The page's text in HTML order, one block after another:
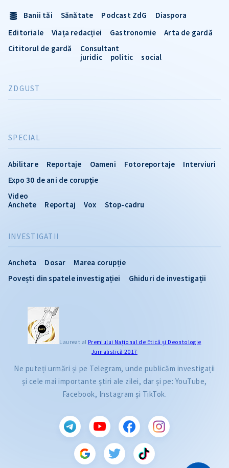
INVESTIGATII
Ancheta Dosar
Marea corupție
Povești din spatele investigației
Ghiduri de investigații
SPECIAL
Abilitare Reportaje Oameni Fotoreportaje
Interviuri
Expo 30 de ani de corupție
Video
Anchete
Reportaj Vox Stop-cadru
Banii tăi Sănătate Podcast ZdG
Diaspora
Editoriale
Viața redacției Gastronomie
Arta de gardă
Cititorul de gardă
Consultant
juridic
politic social
ZDGUST
Laureat al Premiului Naţional de Etică și Deontologie
Jurnalistică 2017
Ne puteți urmări și pe Telegram, unde publicăm investigații
și cele mai importante știri ale zilei, dar și pe: YouTube,
Facebook, Instagram și TikTok.